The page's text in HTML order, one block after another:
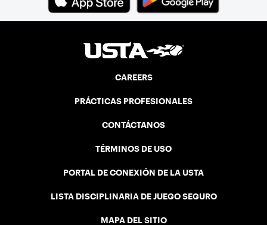
three courts at the Jay Peak Resort in
Vermont.
CAREERS
PRÁCTICAS PROFESIONALES
CONTÁCTANOS
TÉRMINOS DE USO
PORTAL DE CONEXIÓN DE LA USTA
LISTA DISCIPLINARIA DE JUEGO SEGURO
MAPA DEL SITIO